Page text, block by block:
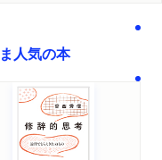
人気の本